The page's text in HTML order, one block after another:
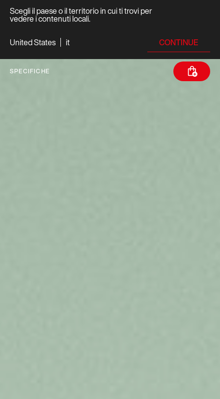
Scegli il paese o il territorio in cui ti trovi per
vedere i contenuti locali.
United States
it CONTINUE
SPECIFICHE